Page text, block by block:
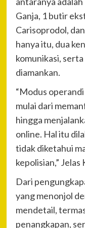
Ganja, 1 butir
Carisoprodol,
hanya itu, dua
komunikasi,
diamankan.
“Modus
mulai dari
hingga
online. Hal itu
tidak diketahui
kepolisian,”
Dari
yang menonjol
mendetail,
penangkapan,